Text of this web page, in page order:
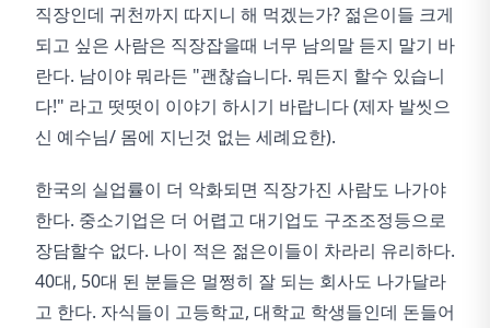
직장인데 귀천까지 따지니 해 먹겠는가? 젊은이들 크게
되고 싶은 사람은 직장잡을때 너무 남의말 듣지 말기 바
란다. 남이야 뭐라든 "괜찮습니다. 뭐든지 할수 있습니
다!" 라고 떳떳이 이야기 하시기 바랍니다 (제자 발씻으
신 예수님/ 몸에 지닌것 없는 세례요한).
한국의 실업률이 더 악화되면 직장가진 사람도 나가야
한다. 중소기업은 더 어렵고 대기업도 구조조정등으로
장담할수 없다. 나이 적은 젊은이들이 차라리 유리하다.
40대, 50대 된 분들은 멀쩡히 잘 되는 회사도 나가달라
고 한다. 자식들이 고등학교, 대학교 학생들인데 돈들어